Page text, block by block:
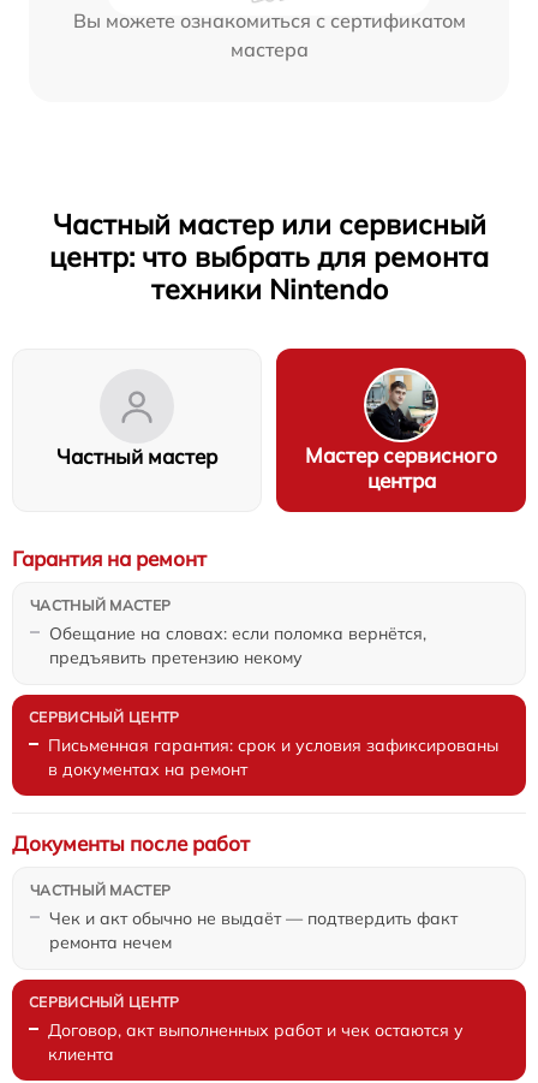
Вы можете ознакомиться с сертификатом
мастера
Частный мастер или сервисный
центр: что выбрать для ремонта
техники Nintendo
Частный мастер
Мастер сервисного
центра
Обещание на словах: если поломка вернётся,
предъявить претензию некому
Гарантия на ремонт
Письменная гарантия: срок и условия зафиксированы
в документах на ремонт
Чек и акт обычно не выдаёт — подтвердить факт
ремонта нечем
Документы после работ
Договор, акт выполненных работ и чек остаются у
клиента